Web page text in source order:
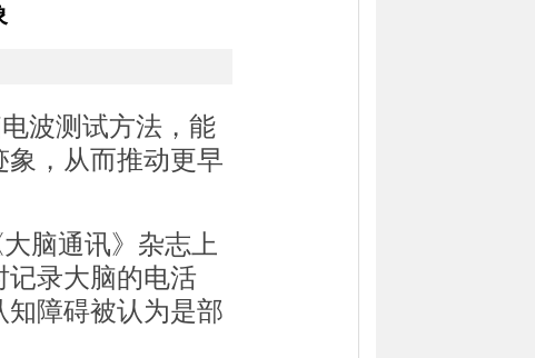
波测试方法，能
，从而推动更早
脑通讯》杂志上
记录大脑的电活
障碍被认为是部